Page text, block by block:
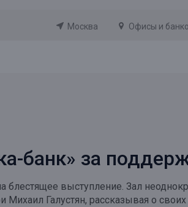
Москва Офисы и
Подробнее
банк» за
выступление. Зал
Галустян, рассказывая о своих